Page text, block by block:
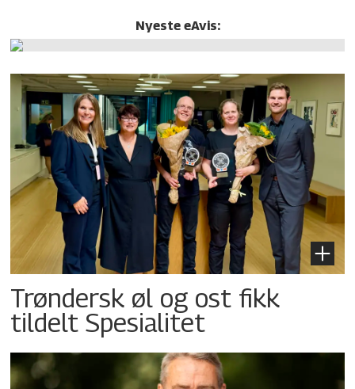
Nyeste eAvis:
Trøndersk øl og ost fikk
tildelt Spesialitet